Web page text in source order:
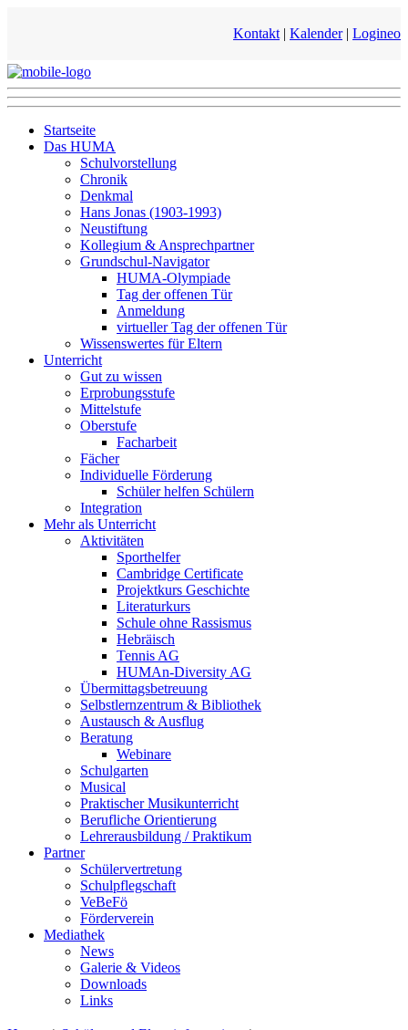
Kontakt | Kalender| Logineo
Startseite
Das HUMA
Schulvorstellung
Chronik
Denkmal
Hans Jonas (1903-1993)
Neustiftung
Kollegium & Ansprechpartner
Grundschul-Navigator
HUMA-Olympiade
Tag der offenen Tür
Anmeldung
virtueller Tag der offenen Tür
Wissenswertes für Eltern
Unterricht
Gut zu wissen
Erprobungsstufe
Mittelstufe
Oberstufe
Facharbeit
Fächer
Individuelle Förderung
Schüler helfen Schülern
Integration
Mehr als Unterricht
Aktivitäten
Sporthelfer
Cambridge Certificate
Projektkurs Geschichte
Literaturkurs
Schule ohne Rassismus
Hebräisch
Tennis AG
HUMAn-Diversity AG
Übermittagsbetreuung
Selbstlernzentrum & Bibliothek
Austausch & Ausflug
Beratung
Webinare
Schulgarten
Musical
Praktischer Musikunterricht
Berufliche Orientierung
Lehrerausbildung / Praktikum
Partner
Schülervertretung
Schulpflegschaft
VeBeFö
Förderverein
Mediathek
News
Galerie & Videos
Downloads
Links